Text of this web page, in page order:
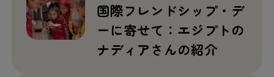
国際フレンドシップ・デ
ーに寄せて：エジプトの
ナディアさんの紹介